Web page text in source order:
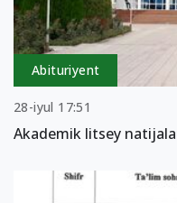
Abituriyent
28-iyul 17:51
Akademik litsey